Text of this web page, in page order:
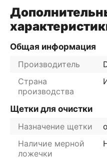
Общая информация
Производитель
Страна
производства
Щетки для очистки
Назначение щетки
Наличие мерной
ложечки